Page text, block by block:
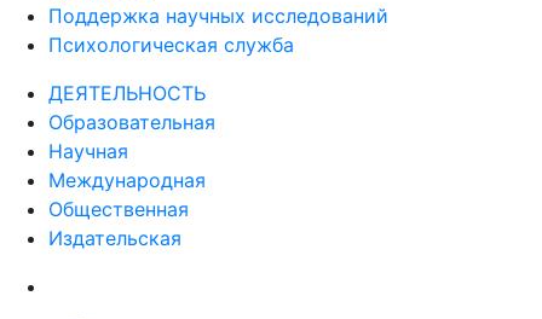
Поддержка научных исследований
Психологическая служба
ДЕЯТЕЛЬНОСТЬ
Образовательная
Научная
Международная
Общественная
Издательская